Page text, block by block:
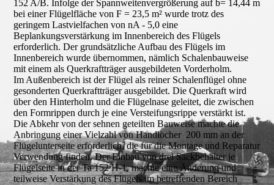
152 A/B. Infolge der Spannweitenvergrößerung auf b= 14,44 m
bei einer Flügelfläche von F = 23,5 m² wurde trotz des
geringem Lastvielfachen von nA - 5,0 eine
Beplankungsverstärkung im Innenbereich des Flügels
erforderlich. Der grundsätzliche Aufbau des Flügels im
Innenbereich wurde übernommen, nämlich Schalenbauweise
mit einem als Querkraftträger ausgebildeten Vorderholm.
Im Außenbereich ist der Flügel als reiner Schalenflügel ohne
gesonderten Querkraftträger ausgebildet. Die Querkraft wird
über den Hinterholm und die Flügelnase geleitet, die zwischen
den Formrippen durch je eine Versteifungsrippe verstärkt ist.
Die Abkehr von der sehnen geteilten Bauweise machte die
Anbringung einer Vielzahl von Handlöcher 200 mm an der
Flügelunterseite erforderlich, die für die Montage und Reparatur
Verwendung finden. Der Einbau von drei Sackbehälter je
Flügelseite in der Ta 152 H-1, machte eine Änderung und
teilweise Verstärkung des Flügels im betreffenden Bereich